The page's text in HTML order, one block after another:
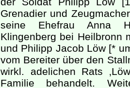
Grenadier und
seine Ehefrau Anna
Klingenberg bei Heilbronn
und Philipp Jacob Löw [*
vom Bereiter über den
wirkl. adelichen Rats
Familie behandelt.